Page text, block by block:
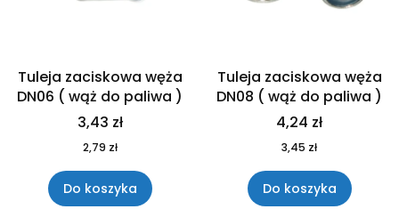
Tuleja zaciskowa węża
DN06 ( wąż do paliwa )
3,43 zł
2,79 zł
Do koszyka
Tuleja zaciskowa węża
DN08 ( wąż do paliwa )
4,24 zł
3,45 zł
Do koszyka